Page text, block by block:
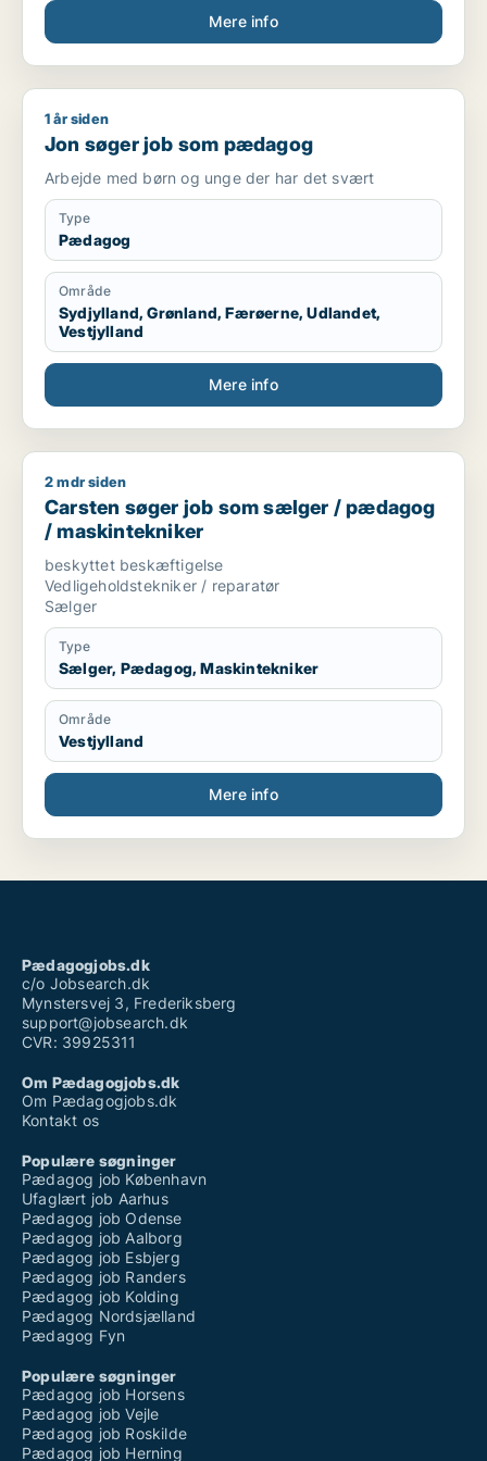
Kørekort kategori B
Mødestabil
Ansvarsbevidst
Hurtig til at lære nye arbejdsopgaver
Trives med fysisk arbejde
Kan arbejde selvstændigt og i teams
Sprog
Dansk – flydende
Engelsk – grundlæggende/godt niveau
Mere info
Jon søger job som pædagog
1 år siden
Jon søger job som pædagog
Arbejde med børn og unge der har det svært
Type
Pædagog
Område
Sydjylland, Grønland, Færøerne, Udlandet,
Vestjylland
Mere info
Carsten søger job som sælger / pædagog / maskintekniker
2 mdr siden
Carsten søger job som sælger / pædagog
/ maskintekniker
beskyttet beskæftigelse
Vedligeholdstekniker / reparatør
Sælger
Type
Sælger, Pædagog, Maskintekniker
Område
Vestjylland
Mere info
Pædagogjobs.dk
c/o Jobsearch.dk
Mynstersvej 3, Frederiksberg
support@jobsearch.dk
CVR: 39925311
Om Pædagogjobs.dk
Om Pædagogjobs.dk
Kontakt os
Populære søgninger
Pædagog job København
Ufaglært job Aarhus
Pædagog job Odense
Pædagog job Aalborg
Pædagog job Esbjerg
Pædagog job Randers
Pædagog job Kolding
Pædagog Nordsjælland
Pædagog Fyn
Populære søgninger
Pædagog job Horsens
Pædagog job Vejle
Pædagog job Roskilde
Pædagog job Herning